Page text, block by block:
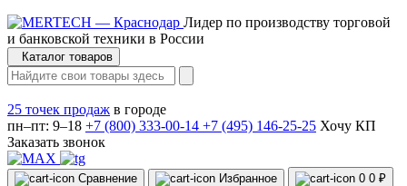
Лидер по производству торговой
и банковской техники в России
Каталог товаров
25 точек продаж в городе
пн–пт: 9–18 +7 (800) 333-00-14 +7 (495) 146-25-25 Хочу КП
Заказать звонок
Сравнение Избранное 0 0 ₽